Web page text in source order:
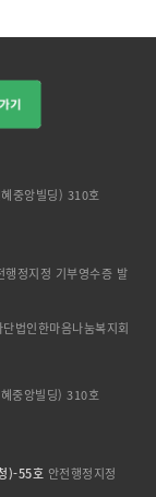
중앙빌딩) 310호
행정지정 기부영수증 발
법인한마음나눔복지회
중앙빌딩) 310호
)-55호 안전행정지정